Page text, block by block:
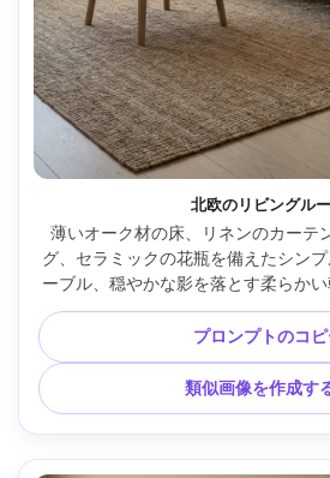
北欧のリビングル
薄いオーク材の床、リネンのカーテ
グ、セラミックの花瓶を備えたシン
ーブル、穏やかな影を落とす柔らか
ンズで Sony A7R V で撮影、f/4、ラ
写真、フォトリアル、風通しの良い
ar 4:5
プロンプトのコ
類似画像を作成す